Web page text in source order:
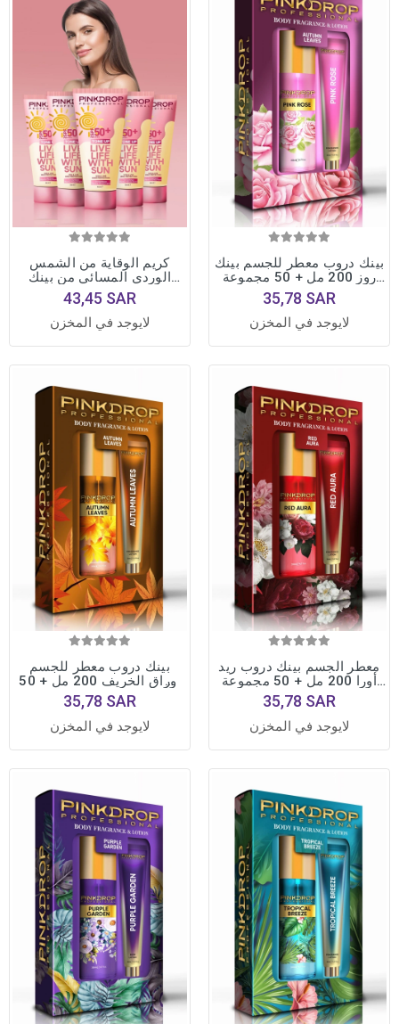
كريم الوقاية من الشمس
الوردي المسائي من بينك
دروب تون، 50 مل
43,45 SAR
لايوجد في المخزن
بينك دروب معطر للجسم بينك
روز 200 مل + 50 مجموعة
لوشن للجسم
35,78 SAR
لايوجد في المخزن
بينك دروب معطر للجسم
أوراق الخريف 200 مل + 50
مجموعة لوشن للجسم
35,78 SAR
لايوجد في المخزن
معطر الجسم بينك دروب ريد
أورا 200 مل + 50 مجموعة
لوشن للجسم
35,78 SAR
لايوجد في المخزن